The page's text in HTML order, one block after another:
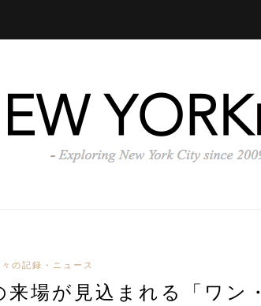
の記録・ニュース
場が見込まれる「ワン・